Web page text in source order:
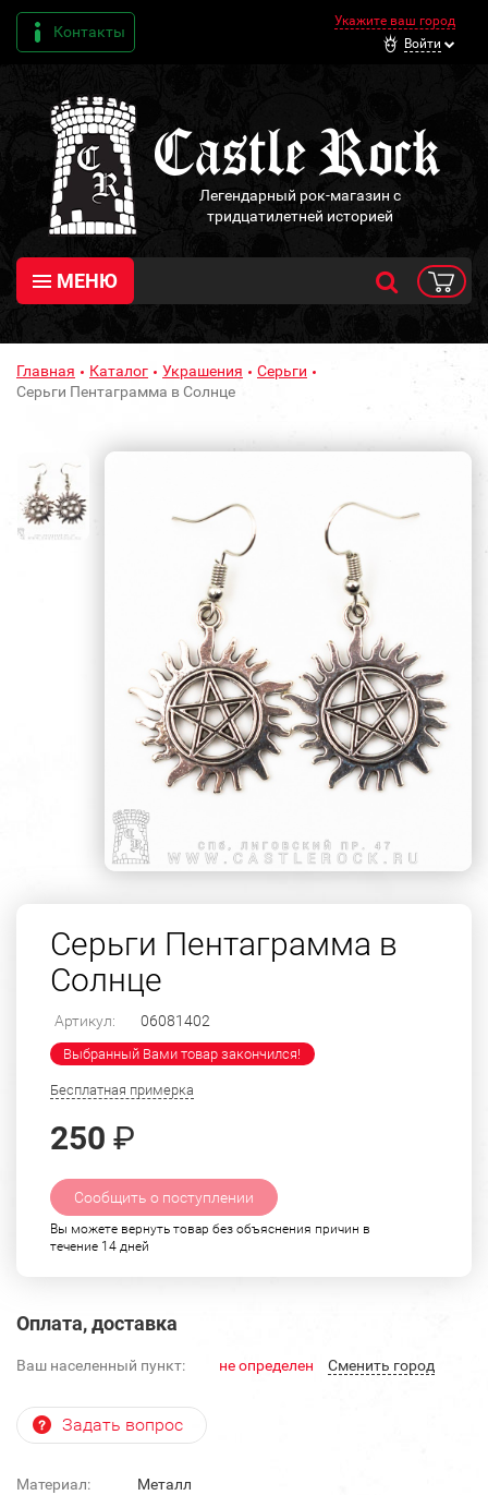
Контакты
Укажите ваш город
Войти
Легендарный рок-магазин с
тридцатилетней историей
МЕНЮ
Главная Каталог Украшения
Серьги
Серьги Пентаграмма в Солнце
Серьги Пентаграмма в
Солнце
Артикул: 06081402
Выбранный Вами товар закончился!
Бесплатная примерка
250 ₽
Сообщить о поступлении
Вы можете вернуть товар без объяснения причин в
течение 14 дней
Оплата, доставка
Ваш населенный пункт: не определен Cменить город
Задать вопрос
Материал:
Металл